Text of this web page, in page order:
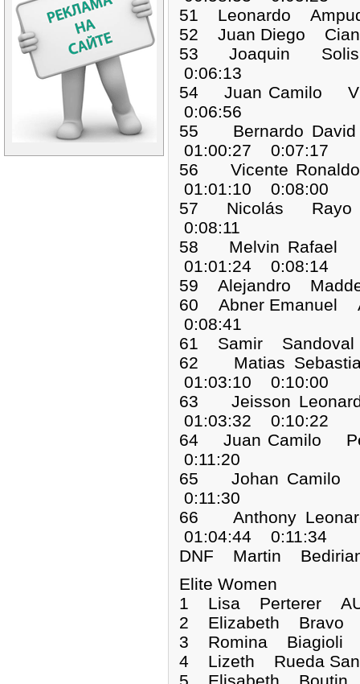
51 Leonardo
52 Juan Diego
53 Joaquin
0:06:13
54 Juan Camilo
0:06:56
55 Bernardo
01:00:27 0:07:17
56 Vicente
01:01:10 0:08:00
57 Nicolás Rayo
0:08:11
58 Melvin Rafael
01:01:24 0:08:14
59 Alejandro
60 Abner Emanuel
0:08:41
61 Samir
62 Matias
01:03:10 0:10:00
63 Jeisson
01:03:32 0:10:22
64 Juan Camilo
0:11:20
65 Johan
0:11:30
66 Anthony
01:04:44 0:11:34
DNF Martin
Elite Women
1 Lisa Perterer
2 Elizabeth Bravo
3 Romina Biagioli
4 Lizeth Rueda
5 Elisabeth Boutin